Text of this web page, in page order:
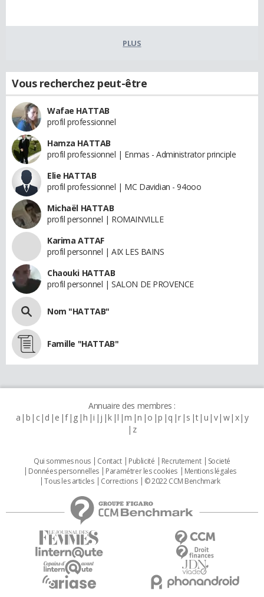
PLUS
Vous recherchez peut-être
Wafae HATTAB
profil professionnel
Hamza HATTAB
profil professionnel | Enmas - Administrator principle
Elie HATTAB
profil professionnel | MC Davidian - 94ooo
Michaël HATTAB
profil personnel | ROMAINVILLE
Karima ATTAF
profil personnel | AIX LES BAINS
Chaouki HATTAB
profil personnel | SALON DE PROVENCE
Nom "HATTAB"
Famille "HATTAB"
Annuaire des membres :
a b c d e f g h i j k l m n o p q r s t u v w x y
z
Qui sommes nous Contact Publicité Recrutement
Societé
Données personnelles
Paramétrer les cookies
Mentions légales
Tous les articles
Corrections © 2022 CCM Benchmark